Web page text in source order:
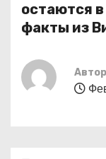
остаются
факты из